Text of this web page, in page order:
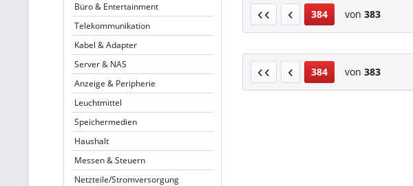
Büro & Entertainment
Telekommunikation
Kabel & Adapter
Server & NAS
Anzeige & Peripherie
Leuchtmittel
Speichermedien
Haushalt
Messen & Steuern
Netzteile/Stromversorgung
384 von 383
384 von 383